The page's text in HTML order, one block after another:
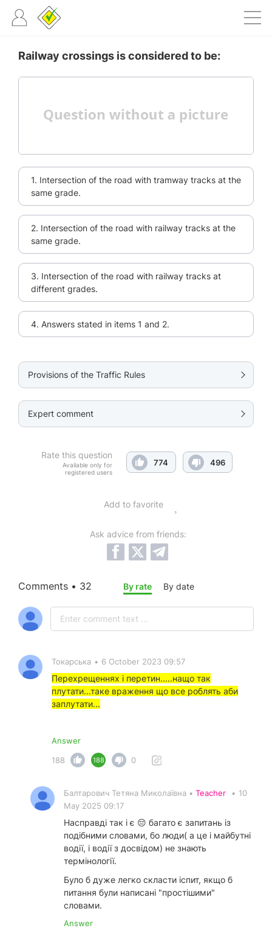
Railway crossings is considered to be:
1. Intersection of the road with tramway tracks at the
same grade.
2. Intersection of the road with railway tracks at the
same grade.
3. Intersection of the road with railway tracks at
different grades.
4. Answers stated in items 1 and 2.
Provisions of the Traffic Rules
Expert comment
Rate this question
Available only for
registered users
774 496
Add to favorite
Ask advice from friends:
Comments • 32 By rate By date
Токарська • 6 October 2023 09:57
Перехрещеннях і перетин.....нащо так
плутати...таке враження що все роблять аби
заплутати...
Answer
188
188 0
Балтарович Тетяна Миколаївна • Teacher • 10
May 2025 09:17
Насправді так і є 😔 багато є запитань із
подібними словами, бо люди( а це і майбутні
водії, і водії з досвідом) не знають
термінології.
Було б дуже легко скласти іспит, якщо б
питання були написані "простішими"
словами.
Answer